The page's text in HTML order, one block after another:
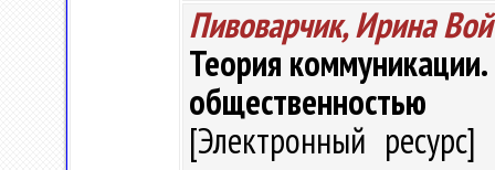
Пивоварчик, Ирина
Теория
общественностью
[Электронный